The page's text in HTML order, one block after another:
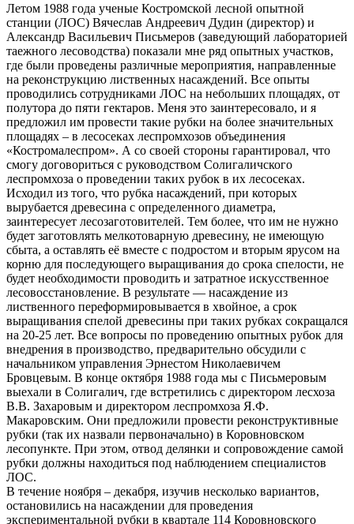
Летом 1988 года ученые Костромской лесной опытной
станции (ЛОС) Вячеслав Андреевич Дудин (директор) и
Александр Васильевич Письмеров (заведующий лабораторией
таежного лесоводства) показали мне ряд опытных участков,
где были проведены различные мероприятия, направленные
на реконструкцию лиственных насаждений. Все опыты
проводились сотрудниками ЛОС на небольших площадях, от
полутора до пяти гектаров. Меня это заинтересовало, и я
предложил им провести такие рубки на более значительных
площадях – в лесосеках леспромхозов объединения
«Костромалеспром». А со своей стороны гарантировал, что
смогу договориться с руководством Солигаличского
леспромхоза о проведении таких рубок в их лесосеках.
Исходил из того, что рубка насаждений, при которых
вырубается древесина с определенного диаметра,
заинтересует лесозаготовителей. Тем более, что им не нужно
будет заготовлять мелкотоварную древесину, не имеющую
сбыта, а оставлять её вместе с подростом и вторым ярусом на
корню для последующего выращивания до срока спелости, не
будет необходимости проводить и затратное искусственное
лесовосстановление. В результате — насаждение из
лиственного переформировывается в хвойное, а срок
выращивания спелой древесины при таких рубках сокращался
на 20-25 лет. Все вопросы по проведению опытных рубок для
внедрения в производство, предварительно обсудили с
начальником управления Эрнестом Николаевичем
Бровцевым. В конце октября 1988 года мы с Письмеровым
выехали в Солигалич, где встретились с директором лесхоза
В.В. Захаровым и директором леспромхоза Я.Ф.
Макаровским. Они предложили провести реконструктивные
рубки (так их назвали первоначально) в Коровновском
лесопункте. При этом, отвод делянки и сопровождение самой
рубки должны находиться под наблюдением специалистов
ЛОС.
В течение ноября – декабря, изучив несколько вариантов,
остановились на насаждении для проведения
экспериментальной рубки в квартале 114 Коровновского